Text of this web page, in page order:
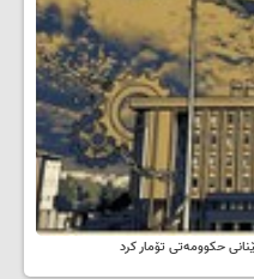
حکوومەتی تۆمار کرد